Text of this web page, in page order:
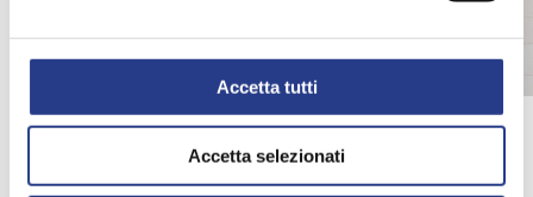
Accetta tutti
Accetta selezionati
UN SERVIZIO COMPLETO, PENSATO PER TE